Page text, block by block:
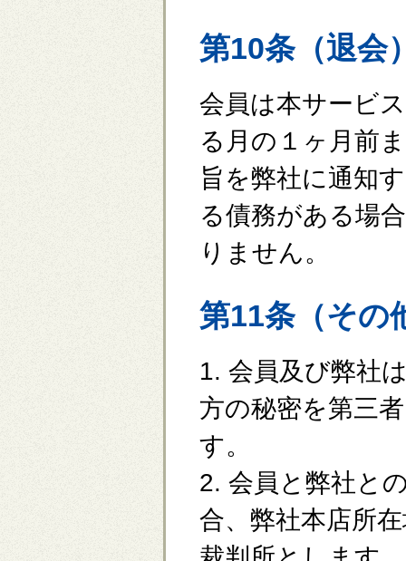
第10条（退会
会員は本サービ
る月の１ヶ月前
旨を弊社に通知
る債務がある場
りません。
第11条（その
1. 会員及び弊社
方の秘密を第三
す。
2. 会員と弊社と
合、弊社本店所